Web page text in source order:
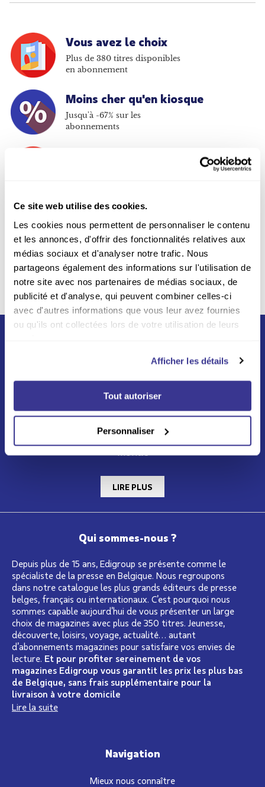
Ce site web utilise des cookies.
Les cookies nous permettent de personnaliser le contenu
et les annonces, d'offrir des fonctionnalités relatives aux
médias sociaux et d'analyser notre trafic. Nous
partageons également des informations sur l'utilisation de
notre site avec nos partenaires de médias sociaux, de
publicité et d'analyse, qui peuvent combiner celles-ci
avec d'autres informations que vous leur avez fournies
ou qu'ils ont collectées lors de votre utilisation de leurs
Afficher les détails
Tout autoriser
Personnaliser
Vous avez le choix
Plus de 380 titres disponibles
en abonnement
Moins cher qu'en kiosque
Jusqu'à -67% sur les
abonnements
Livraison incluse
Par la poste sur tout le
territoire belge
Né du partenariat entre La Poste et Swiss Post en
2012, Asendia s'appuie sur un réseau mondial vers
plus de 200 destinations aux quatres coins du
monde
LIRE PLUS
Qui sommes-nous ?
Depuis plus de 15 ans, Edigroup se présente comme le
spécialiste de la presse en Belgique. Nous regroupons
dans notre catalogue les plus grands éditeurs de presse
belges, français ou internationaux. C’est pourquoi nous
sommes capable aujourd’hui de vous présenter un large
choix de magazines avec plus de 350 titres. Jeunesse,
découverte, loisirs, voyage, actualité… autant
d’abonnements magazines pour satisfaire vos envies de
lecture. Et pour profiter sereinement de vos
magazines Edigroup vous garantit les prix les plus bas
de Belgique, sans frais supplémentaire pour la
livraison à votre domicile
Lire la suite
Navigation
Mieux nous connaître